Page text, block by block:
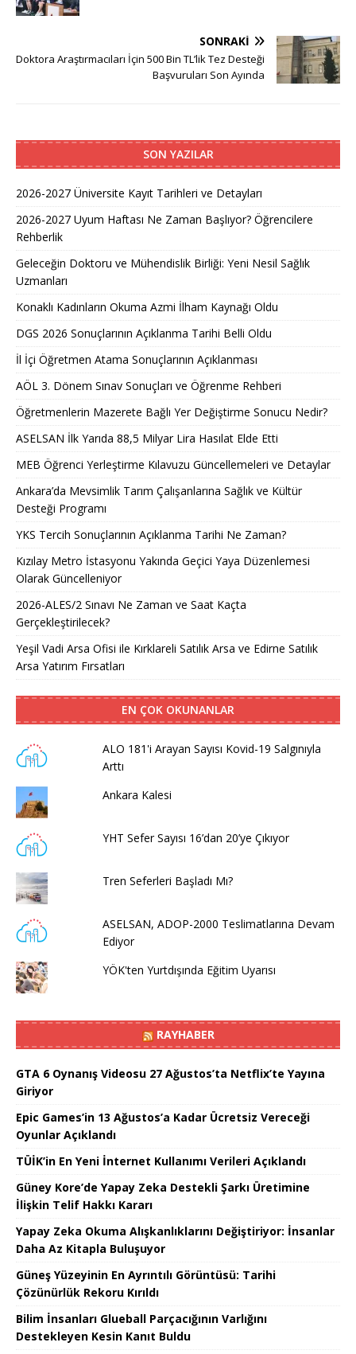
SONRAKI
Doktora Araştırmacıları İçin 500 Bin TL’lik Tez Desteği
Başvuruları Son Ayında
SON YAZILAR
2026-2027 Üniversite Kayıt Tarihleri ve Detayları
2026-2027 Uyum Haftası Ne Zaman Başlıyor? Öğrencilere
Rehberlik
Geleceğin Doktoru ve Mühendislik Birliği: Yeni Nesil Sağlık
Uzmanları
Konaklı Kadınların Okuma Azmi İlham Kaynağı Oldu
DGS 2026 Sonuçlarının Açıklanma Tarihi Belli Oldu
İl İçi Öğretmen Atama Sonuçlarının Açıklanması
AÖL 3. Dönem Sınav Sonuçları ve Öğrenme Rehberi
Öğretmenlerin Mazerete Bağlı Yer Değiştirme Sonucu Nedir?
ASELSAN İlk Yarıda 88,5 Milyar Lira Hasılat Elde Etti
MEB Öğrenci Yerleştirme Kılavuzu Güncellemeleri ve Detaylar
Ankara’da Mevsimlik Tarım Çalışanlarına Sağlık ve Kültür
Desteği Programı
YKS Tercih Sonuçlarının Açıklanma Tarihi Ne Zaman?
Kızılay Metro İstasyonu Yakında Geçici Yaya Düzenlemesi
Olarak Güncelleniyor
2026-ALES/2 Sınavı Ne Zaman ve Saat Kaçta
Gerçekleştirilecek?
Yeşil Vadi Arsa Ofisi ile Kırklareli Satılık Arsa ve Edirne Satılık
Arsa Yatırım Fırsatları
EN ÇOK OKUNANLAR
ALO 181'i Arayan Sayısı Kovid-19 Salgınıyla
Arttı
Ankara Kalesi
YHT Sefer Sayısı 16’dan 20’ye Çıkıyor
Tren Seferleri Başladı Mı?
ASELSAN, ADOP-2000 Teslimatlarına Devam
Ediyor
YÖK'ten Yurtdışında Eğitim Uyarısı
RAYHABER
GTA 6 Oynanış Videosu 27 Ağustos’ta Netflix’te Yayına
Giriyor
Epic Games’in 13 Ağustos’a Kadar Ücretsiz Vereceği
Oyunlar Açıklandı
TÜİK’in En Yeni İnternet Kullanımı Verileri Açıklandı
Güney Kore’de Yapay Zeka Destekli Şarkı Üretimine
İlişkin Telif Hakkı Kararı
Yapay Zeka Okuma Alışkanlıklarını Değiştiriyor: İnsanlar
Daha Az Kitapla Buluşuyor
Güneş Yüzeyinin En Ayrıntılı Görüntüsü: Tarihi
Çözünürlük Rekoru Kırıldı
Bilim İnsanları Glueball Parçacığının Varlığını
Destekleyen Kesin Kanıt Buldu